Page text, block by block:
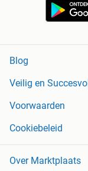
Blog
Veilig en Succesvol
Voorwaarden
Cookiebeleid
Over Marktplaats